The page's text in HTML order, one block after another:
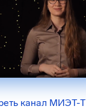
канал МИЭТ-